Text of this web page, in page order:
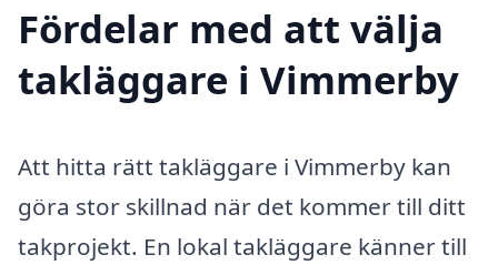
Fördelar med att välja
takläggare i Vimmerby
Att hitta rätt takläggare i Vimmerby kan
göra stor skillnad när det kommer till ditt
takprojekt. En lokal takläggare känner till